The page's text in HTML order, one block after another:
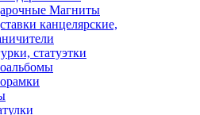
Магниты
канцелярские,
статуэтки